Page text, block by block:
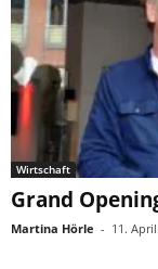
Wirtschaft
Grand
Martina Hörle - 11.